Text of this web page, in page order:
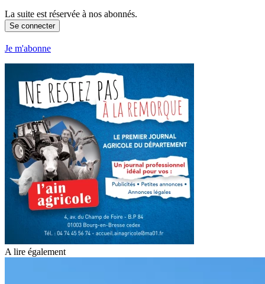
La suite est réservée à nos abonnés.
Se connecter
Je m'abonne
A lire également